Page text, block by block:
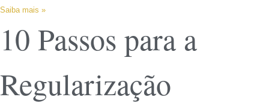
Saiba mais »
10 Passos para a
Regularização